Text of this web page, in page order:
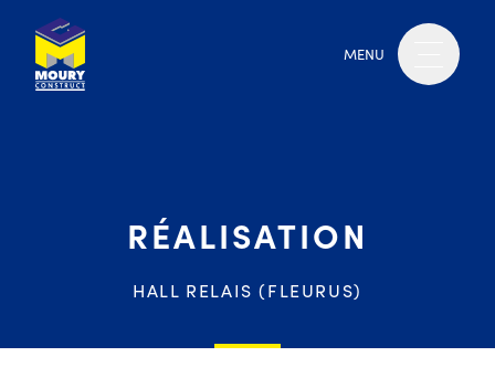
MENU
RÉALISATION
HALL RELAIS (FLEURUS)